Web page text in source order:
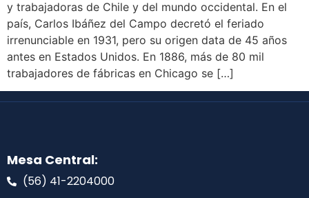
y trabajadoras de Chile y del mundo occidental. En el
país, Carlos Ibáñez del Campo decretó el feriado
irrenunciable en 1931, pero su origen data de 45 años
antes en Estados Unidos. En 1886, más de 80 mil
trabajadores de fábricas en Chicago se […]
Mesa Central:
(56) 41-2204000